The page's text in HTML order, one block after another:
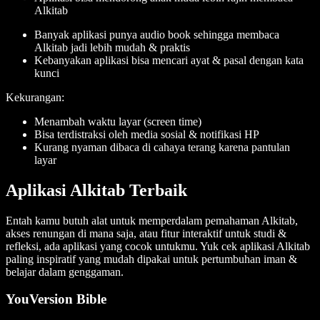
Alkitab
Banyak aplikasi punya audio book sehingga membaca
Alkitab jadi lebih mudah & praktis
Kebanyakan aplikasi bisa mencari ayat & pasal dengan kata
kunci
Kekurangan:
Menambah waktu layar (screen time)
Bisa terdistraksi oleh media sosial & notifikasi HP
Kurang nyaman dibaca di cahaya terang karena pantulan
layar
Aplikasi Alkitab Terbaik
Entah kamu butuh alat untuk memperdalam pemahaman Alkitab,
akses renungan di mana saja, atau fitur interaktif untuk studi &
refleksi, ada aplikasi yang cocok untukmu. Yuk cek aplikasi Alkitab
paling inspiratif yang mudah dipakai untuk pertumbuhan iman &
belajar dalam genggaman.
YouVersion Bible